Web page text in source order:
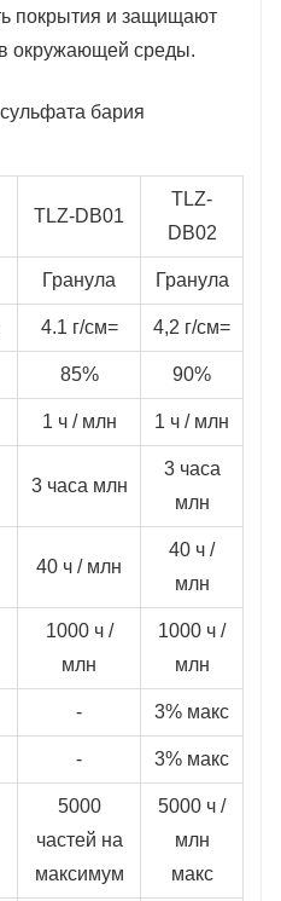
покрытия и защищают
окружающей среды.
TLZ-DB01
TLZ-
DB02
Гранула Гранула
4.1 г/см= 4,2 г/см=
85% 90%
1 ч / млн 1 ч / млн
3 часа млн
3 часа
млн
40 ч / млн
40 ч /
млн
1000 ч /
млн
1000 ч /
млн
- 3% макс
- 3% макс
5000
частей на
максимум
5000 ч /
млн
макс